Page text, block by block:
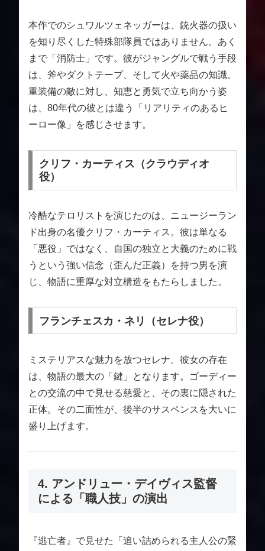
本作でのシュワルツェネッガーは、銃火器の扱い
を知り尽くした特殊部隊員ではありません。あく
まで「消防士」です。彼がジャングルで戦う手段
は、斧やダクトテープ、そして火や薬品の知識。
重装備の敵に対し、知恵と勇気で立ち向かう姿
は、80年代の彼とは違う「リアリティのあるヒ
ーロー像」を感じさせます。
クリフ・カーティス（クラウディオ
役）
冷酷なテロリストを演じたのは、ニュージーラン
ド出身の名優クリフ・カーティス。彼は単なる
「悪役」ではなく、自国の独立と大義のために戦
うという強い信念（歪んだ正義）を持つ男を演
じ、物語に重厚な対立構造をもたらしました。
フランチェスカ・ネリ（セレナ役）
ミステリアスな魅力を放つセレナ。彼女の存在
は、物語の最大の「鍵」となります。ゴーディー
との交流の中で見せる慈愛と、その裏に隠された
正体。その二面性が、後半のサスペンスを大いに
盛り上げます。
4. アンドリュー・デイヴィス監督
による「職人技」の演出
『逃亡者』で見せた「追い詰められる主人公の緊